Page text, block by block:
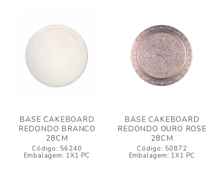
BASE CAKEBOARD
REDONDO BRANCO
28CM
Código: 56240
Embalagem: 1X1 PC
BASE CAKEBOARD
REDONDO OURO ROSE
28CM
Código: 50872
Embalagem: 1X1 PC